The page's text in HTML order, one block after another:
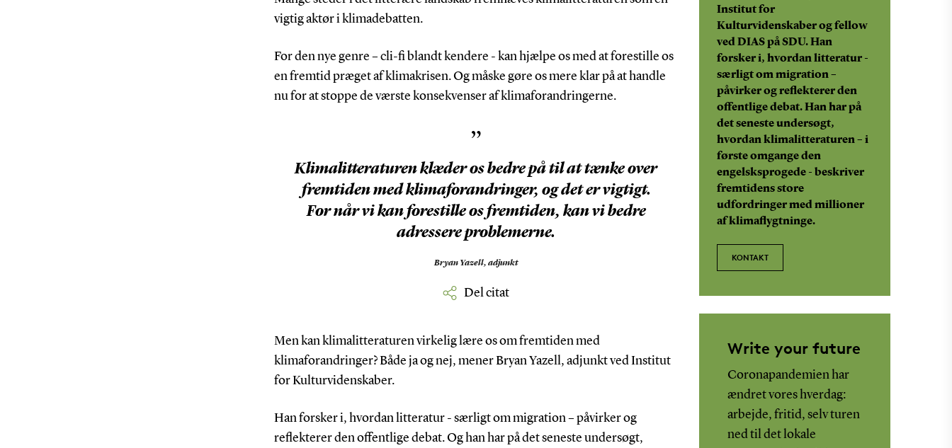
vigtig aktør i klimadebatten.
For den nye genre – cli-fi blandt kendere - kan hjælpe os med at forestille os
en fremtid præget af klimakrisen. Og måske gøre os mere klar på at handle
nu for at stoppe de værste konsekvenser af klimaforandringerne.
”
Klimalitteraturen klæder os bedre på til at tænke over
fremtiden med klimaforandringer, og det er vigtigt.
For når vi kan forestille os fremtiden, kan vi bedre
adressere problemerne.
Bryan Yazell, adjunkt
Del citat
Men kan klimalitteraturen virkelig lære os om fremtiden med
klimaforandringer? Både ja og nej, mener Bryan Yazell, adjunkt ved Institut
for Kulturvidenskaber.
Han forsker i, hvordan litteratur - særligt om migration – påvirker og
reflekterer den offentlige debat. Og han har på det seneste undersøgt,
Institut for
Kulturvidenskaber og fellow
ved DIAS på SDU. Han
forsker i, hvordan litteratur -
særligt om migration –
påvirker og reflekterer den
offentlige debat. Han har på
det seneste undersøgt,
hvordan klimalitteraturen – i
første omgange den
engelsksprogede - beskriver
fremtidens store
udfordringer med millioner
af klimaflygtninge.
KONTAKT
Write your future
Coronapandemien har
ændret vores hverdag:
arbejde, fritid, selv turen
ned til det lokale